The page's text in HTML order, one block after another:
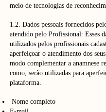
meio de tecnologias de
1.2. Dados pessoais fornecidos
atendido pelo Profissional: Esses
utilizados pelos profissionais
aperfeiçoar o atendimento dos
modo complementar a anamnese
como, serão utilizadas para
plataforma.
Nome completo